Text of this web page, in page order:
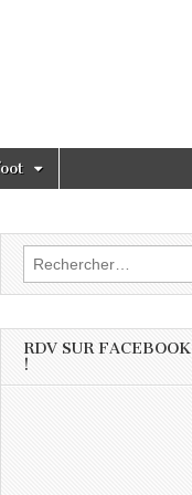
Rechercher :
RDV SUR FACEBOOK
!